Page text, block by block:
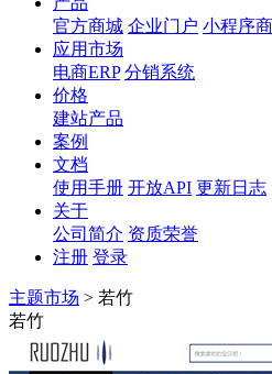
官方商城 企业门户 小程序
应用市场
电商ERP 分销系统
价格
建站产品
案例
文档
使用手册 开放API 更新日志
关于
公司简介 资质荣誉
注册 登录
主题市场 > 若竹
若竹